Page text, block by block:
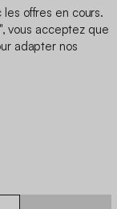
offres en cours.
vous acceptez que
adapter nos